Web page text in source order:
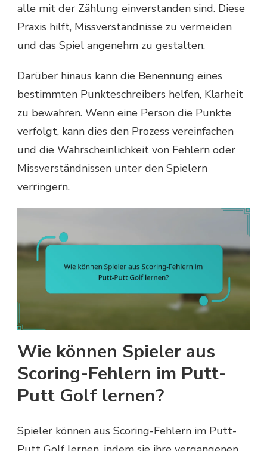
alle mit der Zählung einverstanden sind. Diese
Praxis hilft, Missverständnisse zu vermeiden
und das Spiel angenehm zu gestalten.
Darüber hinaus kann die Benennung eines
bestimmten Punkteschreibers helfen, Klarheit
zu bewahren. Wenn eine Person die Punkte
verfolgt, kann dies den Prozess vereinfachen
und die Wahrscheinlichkeit von Fehlern oder
Missverständnissen unter den Spielern
verringern.
Wie können Spieler aus
Scoring-Fehlern im Putt-
Putt Golf lernen?
Spieler können aus Scoring-Fehlern im Putt-